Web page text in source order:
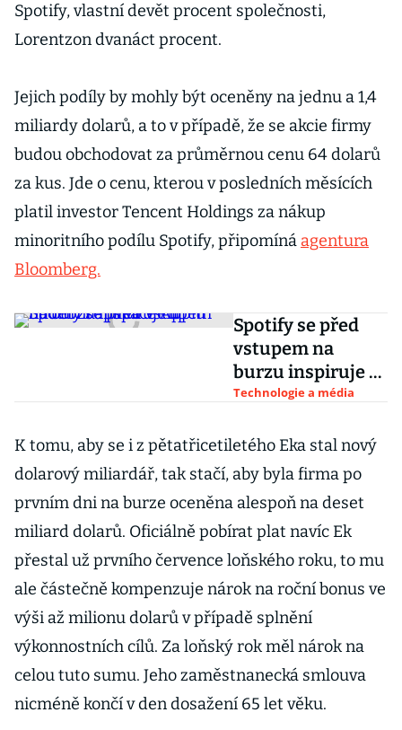
Spotify, vlastní devět procent společnosti,
Lorentzon dvanáct procent.
Jejich podíly by mohly být oceněny na jednu a 1,4
miliardy dolarů, a to v případě, že se akcie firmy
budou obchodovat za průměrnou cenu 64 dolarů
za kus. Jde o cenu, kterou v posledních měsících
platil investor Tencent Holdings za nákup
minoritního podílu Spotify, připomíná agentura
Bloomberg.
Spotify se před
vstupem na
burzu inspiruje u
hudební aplikace
Technologie a média
K tomu, aby se i z pětatřicetiletého Eka stal nový
dolarový miliardář, tak stačí, aby byla firma po
prvním dni na burze oceněna alespoň na deset
miliard dolarů. Oficiálně pobírat plat navíc Ek
přestal už prvního července loňského roku, to mu
ale částečně kompenzuje nárok na roční bonus ve
výši až milionu dolarů v případě splnění
výkonnostních cílů. Za loňský rok měl nárok na
celou tuto sumu. Jeho zaměstnanecká smlouva
nicméně končí v den dosažení 65 let věku.